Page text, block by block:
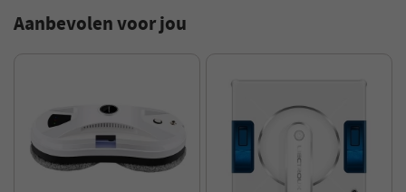
Aanbevolen voor jou